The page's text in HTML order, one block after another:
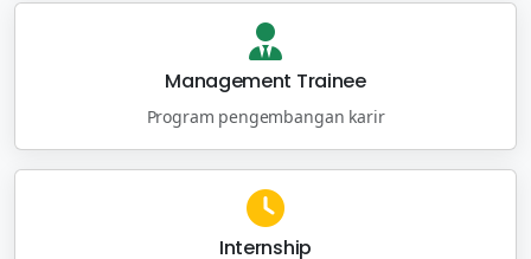
Management Trainee
Program pengembangan karir
Internship